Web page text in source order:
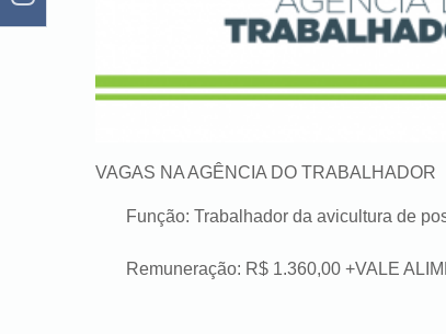
VAGAS NA AGÊNCIA DO TRABALHADOR
Função: Trabalhador da avicultura de
Remuneração: R$ 1.360,00 +VALE